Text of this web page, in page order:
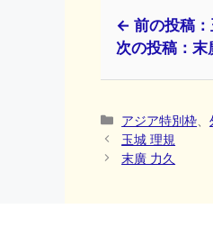
← 前の投稿：
次の投稿：
カ
テ
ゴ
アジア特別枠 、
玉城 理規
末廣 力久